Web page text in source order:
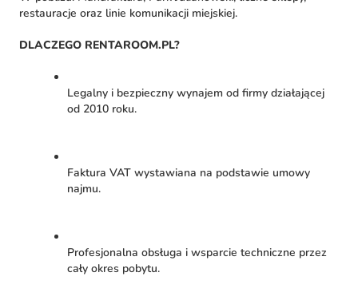
restauracje oraz linie komunikacji miejskiej.
DLACZEGO RENTAROOM.PL?
Legalny i bezpieczny wynajem od firmy działającej
od 2010 roku.
Faktura VAT wystawiana na podstawie umowy
najmu.
Profesjonalna obsługa i wsparcie techniczne przez
cały okres pobytu.